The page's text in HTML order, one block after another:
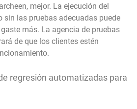
mejor. La ejecución del
sin las pruebas adecuadas puede
más. La agencia de pruebas
de que los clientes estén
regresión automatizadas para